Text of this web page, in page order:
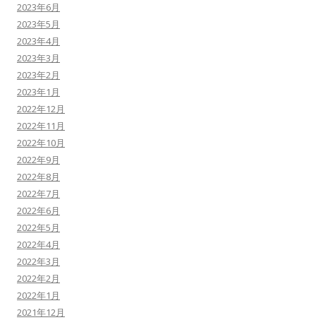
2023年6月
2023年5月
2023年4月
2023年3月
2023年2月
2023年1月
2022年12月
2022年11月
2022年10月
2022年9月
2022年8月
2022年7月
2022年6月
2022年5月
2022年4月
2022年3月
2022年2月
2022年1月
2021年12月